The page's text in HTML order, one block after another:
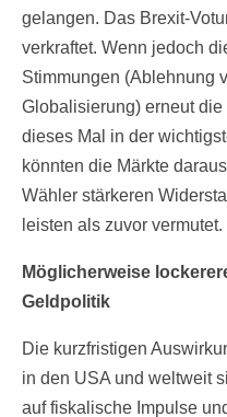
gelangen. Das Brexit-
verkraftet. Wenn jedoch
Stimmungen (Ablehnung
Globalisierung) erneut
dieses Mal in der
könnten die Märkte
Wähler stärkeren
leisten als zuvor vermutet.
Möglicherweise
Geldpolitik
Die kurzfristigen
in den USA und weltweit
auf fiskalische Impulse